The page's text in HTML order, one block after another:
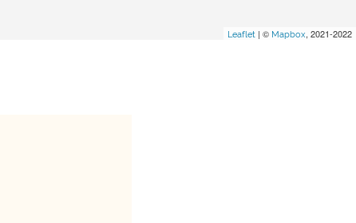
Leaflet | © Mapbox, 2021-2022